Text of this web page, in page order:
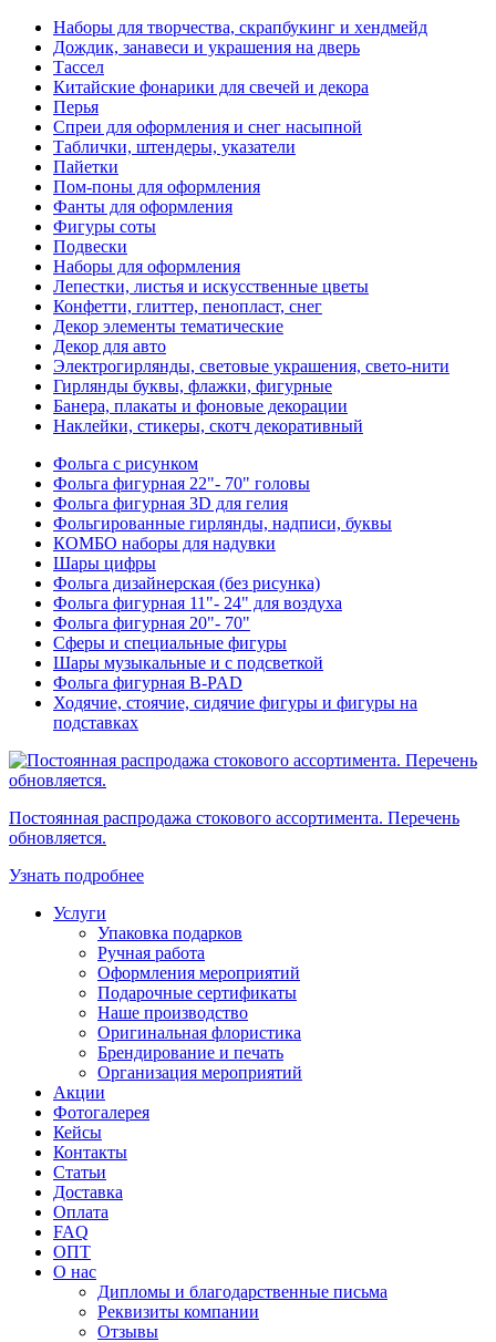
Наборы для творчества, скрапбукинг и хендмейд
Дождик, занавеси и украшения на дверь
Тассел
Китайские фонарики для свечей и декора
Перья
Спреи для оформления и снег насыпной
Таблички, штендеры, указатели
Пайетки
Пом-поны для оформления
Фанты для оформления
Фигуры соты
Подвески
Наборы для оформления
Лепестки, листья и искусственные цветы
Конфетти, глиттер, пенопласт, снег
Декор элементы тематические
Декор для авто
Электрогирлянды, световые украшения, свето-нити
Гирлянды буквы, флажки, фигурные
Банера, плакаты и фоновые декорации
Наклейки, стикеры, скотч декоративный
Фольга с рисунком
Фольга фигурная 22"- 70" головы
Фольга фигурная 3D для гелия
Фольгированные гирлянды, надписи, буквы
КОМБО наборы для надувки
Шары цифры
Фольга дизайнерская (без рисунка)
Фольга фигурная 11"- 24" для воздуха
Фольга фигурная 20"- 70"
Сферы и специальные фигуры
Шары музыкальные и с подсветкой
Фольга фигурная B-PAD
Ходячие, стоячие, сидячие фигуры и фигуры на
подставках
Постоянная распродажа стокового ассортимента. Перечень
обновляется.
Узнать подробнее
Услуги
Упаковка подарков
Ручная работа
Оформления мероприятий
Подарочные сертификаты
Наше производство
Оригинальная флористика
Брендирование и печать
Организация мероприятий
Акции
Фотогалерея
Кейсы
Контакты
Статьи
Доставка
Оплата
FAQ
ОПТ
О нас
Дипломы и благодарственные письма
Реквизиты компании
Отзывы